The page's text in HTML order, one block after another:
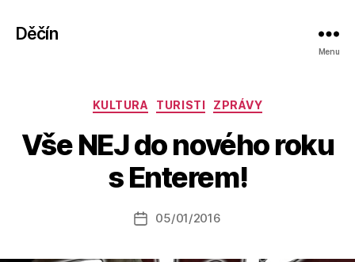
Děčín
Menu
Rubriky
KULTURA TURISTI ZPRÁVY
Vše NEJ do nového roku
s Enterem!
Autor
příspěvku
u
o
a
Datum
05/01/2016